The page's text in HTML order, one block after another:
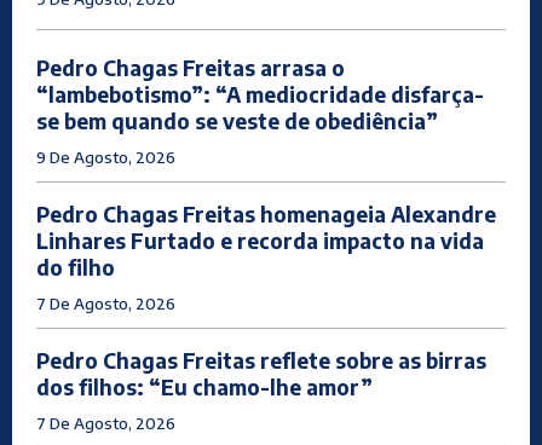
Pedro Chagas Freitas arrasa o
“lambebotismo”: “A mediocridade disfarça-
se bem quando se veste de obediência”
9 De Agosto, 2026
Pedro Chagas Freitas homenageia Alexandre
Linhares Furtado e recorda impacto na vida
do filho
7 De Agosto, 2026
Pedro Chagas Freitas reflete sobre as birras
dos filhos: “Eu chamo-lhe amor”
7 De Agosto, 2026